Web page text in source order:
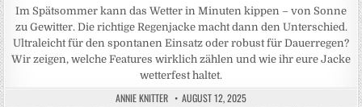
Im Spätsommer kann das Wetter in Minuten kippen – von Sonne
zu Gewitter. Die richtige Regenjacke macht dann den Unterschied.
Ultraleicht für den spontanen Einsatz oder robust für Dauerregen?
Wir zeigen, welche Features wirklich zählen und wie ihr eure Jacke
wetterfest haltet.
ANNIE KNITTER AUGUST 12, 2025